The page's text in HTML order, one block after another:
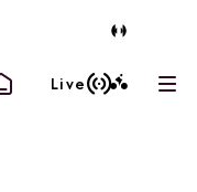
hiver
Live